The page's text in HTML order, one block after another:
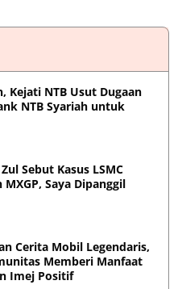
Kejati NTB Usut Dugaan
NTB Syariah untuk
Sebut Kasus LSMC
Saya Dipanggil
Cerita Mobil Legendaris,
Memberi Manfaat
Imej Positif